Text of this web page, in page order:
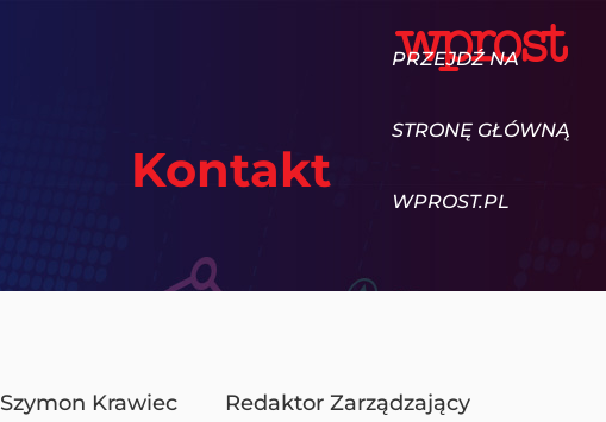
PRZEJDŹ NA
STRONĘ GŁÓWNĄ
WPROST.PL
Kontakt
Szymon Krawiec
Redaktor Zarządzający